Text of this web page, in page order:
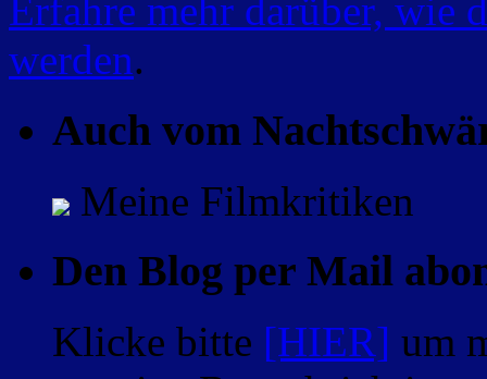
Erfahre mehr darüber, wie
werden.
Auch vom
Meine Filmkritiken
Den Blog per Mail
Klicke bitte [HIER] um